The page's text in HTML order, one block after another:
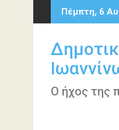
Περάστε
στο
Πέμπτη, 6
Ο ήχος της